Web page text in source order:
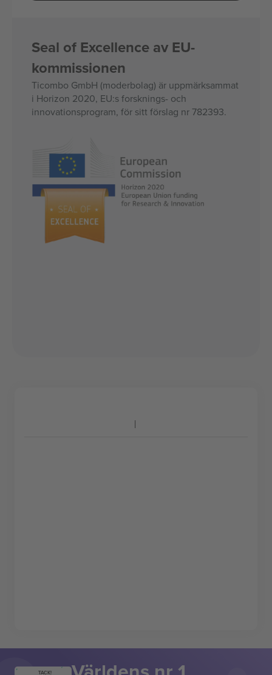
Seal of Excellence av EU-
kommissionen
Ticombo GmbH (moderbolag) är uppmärksammat
i Horizon 2020, EU:s forsknings- och
innovationsprogram, för sitt förslag nr 782393.
TACK!